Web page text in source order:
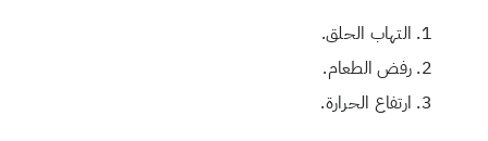
التهاب الحلق.
رفض الطعام.
ارتفاع الحرارة.